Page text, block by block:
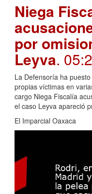
Niega
por
Leyva.
La Defensoría ha
propias víctimas en
cargo Niega Fiscalía
el caso Leyva apareció
El Imparcial Oaxaca